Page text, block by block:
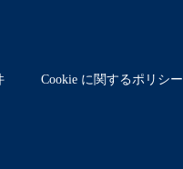
Cookie に関するポリシー